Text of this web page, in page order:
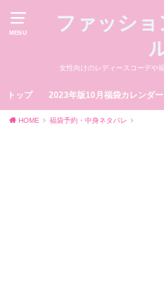
MENU
ファッシ
女性向けのレディースコーデや
トップ 2023年版10月福袋カレンダー
HOME 福袋予約・中身ネタバレ